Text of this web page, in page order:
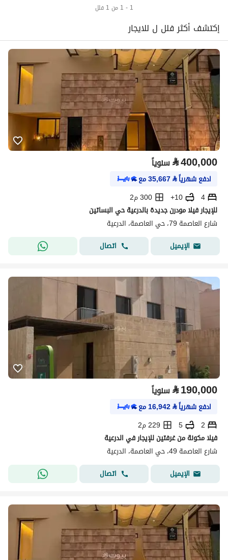
1 - 1 من 1 فلل
إكتشف أكثر فلل ل للايجار
⃁400,000 سنوياً
ادفع شهرياً⃁
35,667مع
4
10+
300 م2
للإيجار فيلا مودرن جديدة بالدرعية حي البساتين
شارع العاصمة 79، حي العاصمة، الدرعية
الإيميل
اتصال
⃁190,000 سنوياً
ادفع شهرياً⃁
16,942مع
2
5
229 م2
فيلا مكونة من غرفتين للإيجار في الدرعية
شارع العاصمة 49، حي العاصمة، الدرعية
الإيميل
اتصال